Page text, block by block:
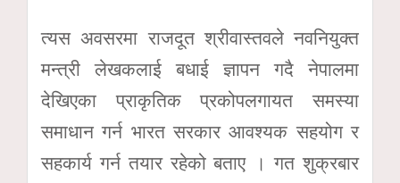
त्यस अवसरमा राजदूत श्रीवास्तवले नवनियुक्त
मन्त्री लेखकलाई बधाई ज्ञापन गदै नेपालमा
देखिएका प्राकृतिक प्रकोपलगायत समस्या
समाधान गर्न भारत सरकार आवश्यक सहयोग र
सहकार्य गर्न तयार रहेको बताए । गत शुक्रबार